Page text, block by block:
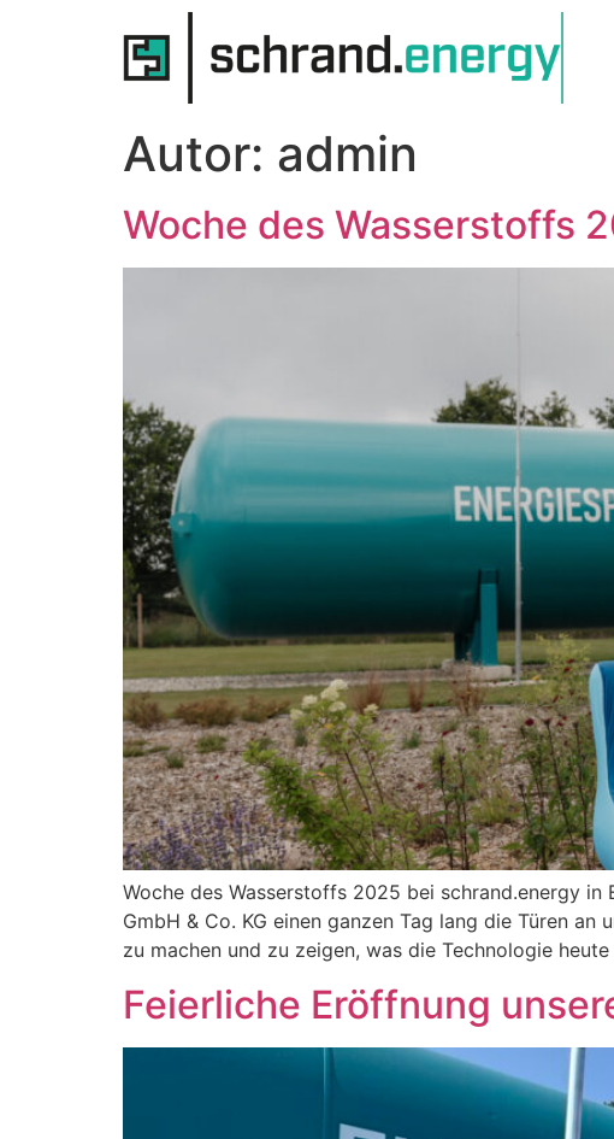
Autor: admin
Woche des Wasserstoffs
Woche des Wasserstoffs 2025 bei schrand.energy
GmbH & Co. KG einen ganzen Tag lang die Türen
zu machen und zu zeigen, was die Technologie
Feierliche Eröffnung